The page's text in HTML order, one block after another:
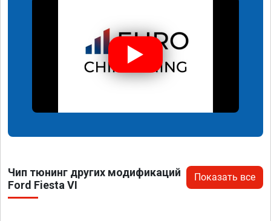
Чип тюнинг других модификаций
Ford Fiesta VI
Показать все